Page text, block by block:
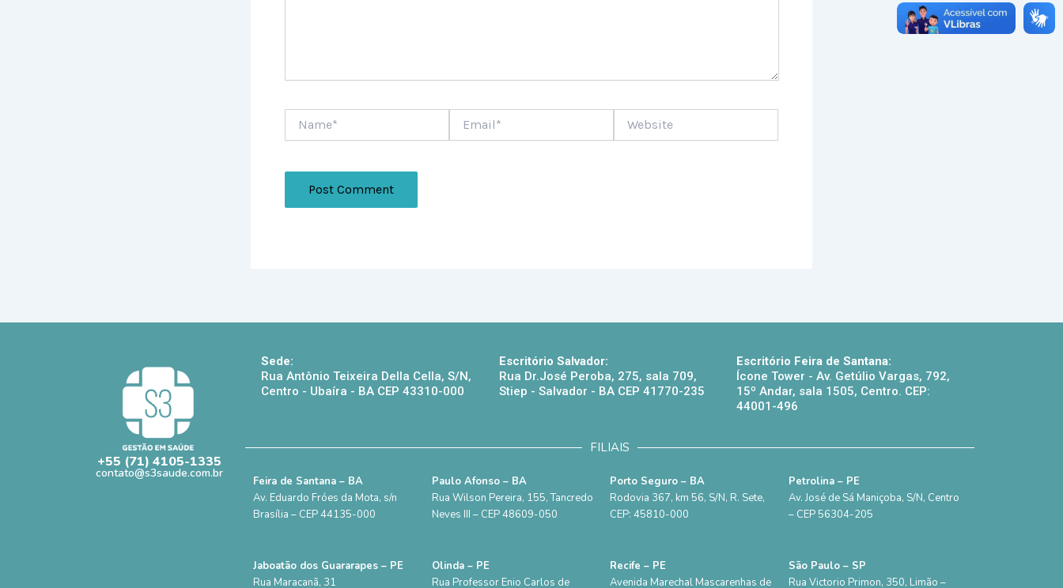
+55 (71) 4105-1335
contato@s3saude.com.br
Sede:
Rua Antônio Teixeira Della Cella, S/N,
Centro - Ubaíra - BA CEP 43310-000
Escritório Salvador:
Rua Dr.José Peroba, 275, sala 709,
Stiep - Salvador - BA CEP 41770-235
Escritório Feira de Santana:
Ícone Tower - Av. Getúlio Vargas, 792,
15º Andar, sala 1505, Centro. CEP:
44001-496
FILIAIS
Feira de Santana – BA
Av. Eduardo Fróes da Mota, s/n
Brasília – CEP 44135-000
Paulo Afonso – BA
Rua Wilson Pereira, 155, Tancredo
Neves III – CEP 48609-050
Porto Seguro – BA
Rodovia 367, km 56, S/N, R. Sete,
CEP: 45810-000
Petrolina – PE
Av. José de Sá Maniçoba, S/N, Centro
– CEP 56304-205
Jaboatão dos Guararapes – PE
Rua Maracanã, 31
Olinda – PE
Rua Professor Enio Carlos de
Recife – PE
Avenida Marechal Mascarenhas de
São Paulo – SP
Rua Victorio Primon, 350, Limão –